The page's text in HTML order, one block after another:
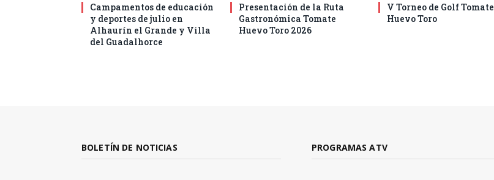
Campamentos de educación
y deportes de julio en
Alhaurín el Grande y Villa
del Guadalhorce
Presentación de la Ruta
Gastronómica Tomate
Huevo Toro 2026
V Torneo de Golf Tomate
Huevo Toro
BOLETÍN DE NOTICIAS PROGRAMAS ATV